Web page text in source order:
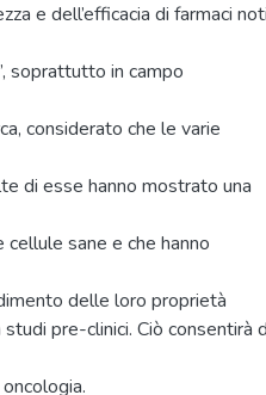
e dell’efficacia di farmaci noti
soprattutto in campo
considerato che le varie
di esse hanno mostrato una
sane e che hanno
delle loro proprietà
pre-clinici. Ciò consentirà